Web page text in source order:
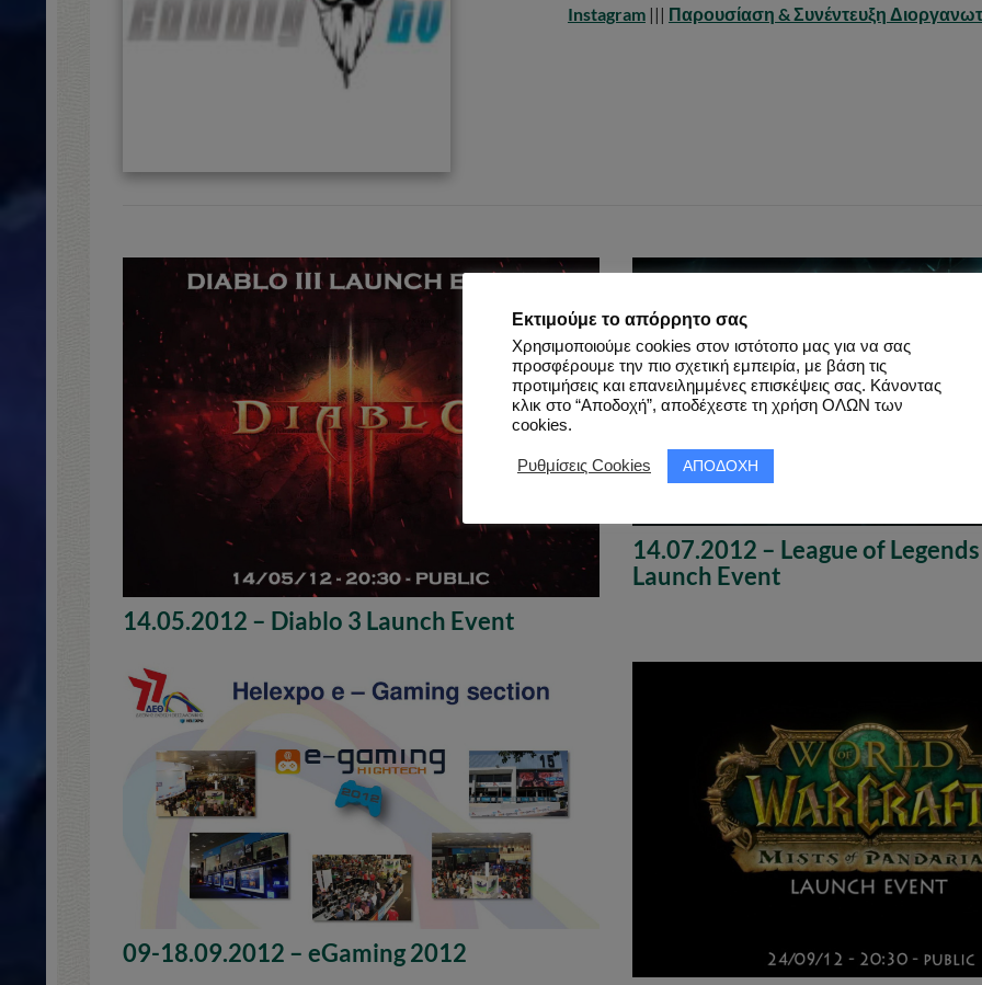
Instagram||| Παρουσίαση & Συνέντευξη
14.05.2012 – Diablo 3 Launch Event
14.07.2012 – League of
Launch Event
09-18.09.2012 – eGaming 2012
Εκτιμούμε το απόρρητο σας
Χρησιμοποιούμε cookies στον ιστότοπο μας για να σας
προσφέρουμε την πιο σχετική εμπειρία, με βάση τις
προτιμήσεις και επανειλημμένες επισκέψεις σας. Κάνοντας
κλικ στο “Αποδοχή”, αποδέχεστε τη χρήση ΟΛΩΝ των
cookies.
Ρυθμίσεις Cookies ΑΠΟΔΟΧΗ